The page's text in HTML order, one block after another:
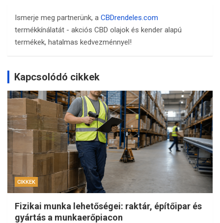
Ismerje meg partnerünk, a CBDrendeles.com
termékkínálatát - akciós CBD olajok és kender alapú
termékek, hatalmas kedvezménnyel!
Kapcsolódó cikkek
CIKKEK
Fizikai munka lehetőségei: raktár, építőipar és
gyártás a munkaerőpiacon